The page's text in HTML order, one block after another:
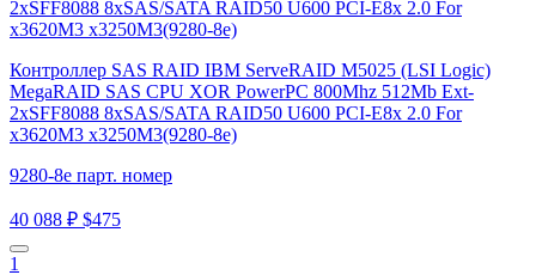
Контроллер SAS RAID IBM ServeRAID M5025 (LSI Logic)
MegaRAID SAS CPU XOR PowerPC 800Mhz 512Mb Ext-
2xSFF8088 8xSAS/SATA RAID50 U600 PCI-E8x 2.0 For
x3620M3 x3250M3(9280-8e)
9280-8e парт. номер
40 088 ₽ $475
1